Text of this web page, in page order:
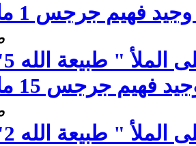
فهيم جرجس 1 مايو 2024
فهيم جرجس 15 مايو 2024